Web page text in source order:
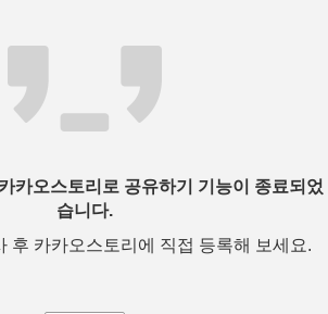
카오스토리로 공유하기 기능이 종료되었
습니다.
후 카카오스토리에 직접 등록해 보세요.